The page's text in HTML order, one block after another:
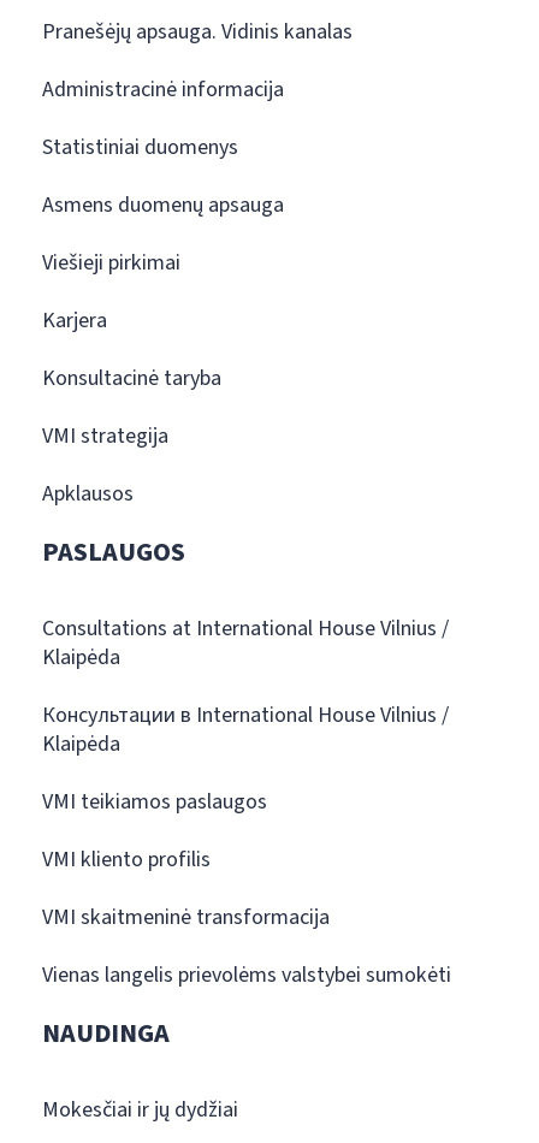
Pranešėjų apsauga. Vidinis kanalas
Administracinė informacija
Statistiniai duomenys
Asmens duomenų apsauga
Viešieji pirkimai
Karjera
Konsultacinė taryba
VMI strategija
Apklausos
PASLAUGOS
Consultations at International House Vilnius /
Klaipėda
Консультации в International House Vilnius /
Klaipėda
VMI teikiamos paslaugos
VMI kliento profilis
VMI skaitmeninė transformacija
Vienas langelis prievolėms valstybei sumokėti
NAUDINGA
Mokesčiai ir jų dydžiai